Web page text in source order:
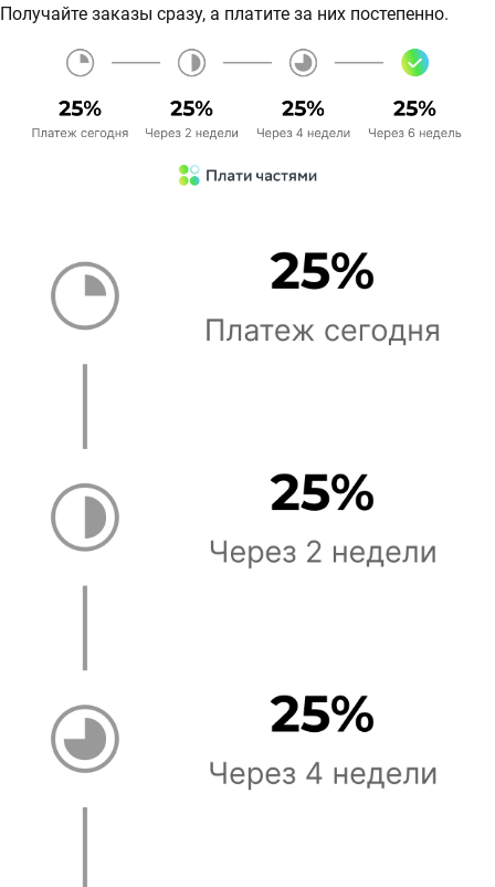
Получайте заказы сразу, а платите за них постепенно.